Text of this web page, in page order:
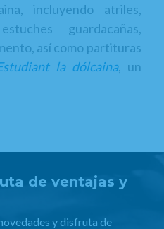
incluyendo atriles,
guardacañas,
así como partituras
la dólcaina, un
de ventajas y
y disfruta de